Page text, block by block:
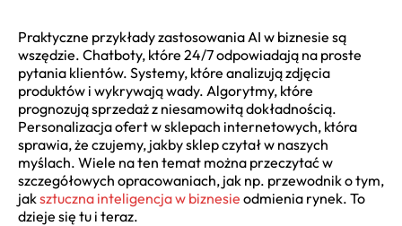
Praktyczne przykłady zastosowania AI w biznesie są
wszędzie. Chatboty, które 24/7 odpowiadają na proste
pytania klientów. Systemy, które analizują zdjęcia
produktów i wykrywają wady. Algorytmy, które
prognozują sprzedaż z niesamowitą dokładnością.
Personalizacja ofert w sklepach internetowych, która
sprawia, że czujemy, jakby sklep czytał w naszych
myślach. Wiele na ten temat można przeczytać w
szczegółowych opracowaniach, jak np. przewodnik o tym,
jaksztuczna inteligencja w biznesie odmienia rynek. To
dzieje się tu i teraz.